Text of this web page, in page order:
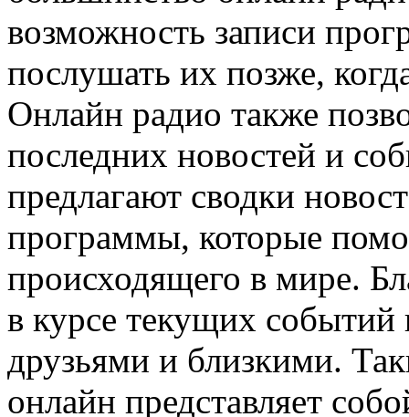
возможность записи
послушать их позже,
Онлайн радио также
последних новостей и
предлагают сводки
программы, которые
происходящего в мире.
в курсе текущих событий
друзьями и близкими.
онлайн представляет